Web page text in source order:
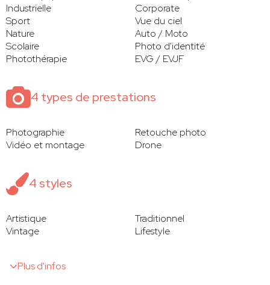
Industrielle
Corporate
Sport
Vue du ciel
Nature
Auto / Moto
Scolaire
Photo d'identité
Photothérapie
EVG / EVJF
4 types de prestations
Photographie
Retouche photo
Vidéo et montage
Drone
4 styles
Artistique
Traditionnel
Vintage
Lifestyle
Plus d'infos